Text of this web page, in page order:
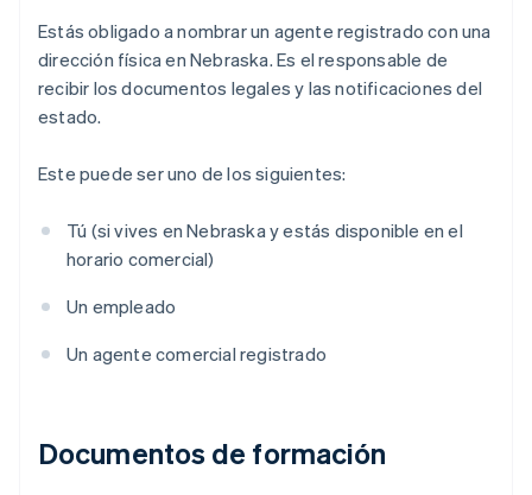
Estás obligado a nombrar un agente registrado con una
dirección física en Nebraska. Es el responsable de
recibir los documentos legales y las notificaciones del
estado.
Este puede ser uno de los siguientes:
Tú (si vives en Nebraska y estás disponible en el
horario comercial)
Un empleado
Un agente comercial registrado
Documentos de formación